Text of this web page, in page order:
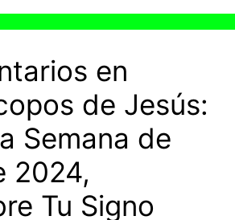
en
de Jesús:
Semana de
2024,
Tu Signo